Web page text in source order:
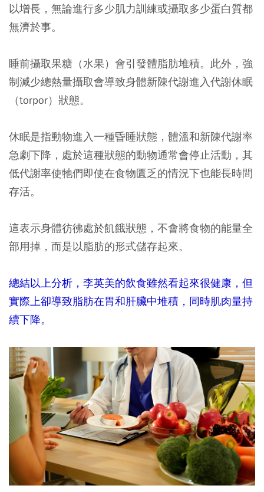
以增長，無論進行多少肌力訓練或攝取多少蛋白質都
無濟於事。
睡前攝取果糖（水果）會引發體脂肪堆積。此外，強
制減少總熱量攝取會導致身體新陳代謝進入代謝休眠
（torpor）狀態。
休眠是指動物進入一種昏睡狀態，體溫和新陳代謝率
急劇下降，處於這種狀態的動物通常會停止活動，其
低代謝率使牠們即使在食物匱乏的情況下也能長時間
存活。
這表示身體彷彿處於飢餓狀態，不會將食物的能量全
部用掉，而是以脂肪的形式儲存起來。
總結以上分析，李英美的飲食雖然看起來很健康，但
實際上卻導致脂肪在胃和肝臟中堆積，同時肌肉量持
續下降。